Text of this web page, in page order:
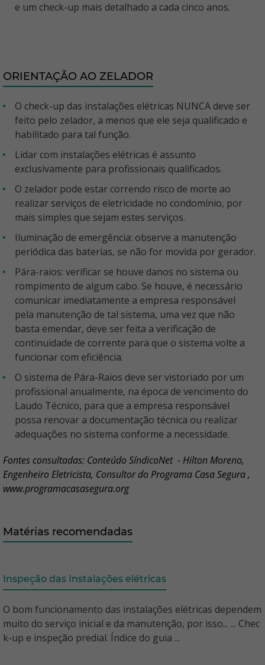
e um check-up mais detalhado a cada cinco anos.
ORIENTAÇÃO AO ZELADOR
O check-up das instalações elétricas NUNCA deve ser
feito pelo zelador, a menos que ele seja qualificado e
habilitado para tal função.
Lidar com instalações elétricas é assunto
exclusivamente para profissionais qualificados.
O zelador pode estar correndo risco de morte ao
realizar serviços de eletricidade no condomínio, por
mais simples que sejam estes serviços.
Iluminação de emergência: observe a manutenção
periódica das baterias, se não for movida por gerador.
Pára-raios: verificar se houve danos no sistema ou
rompimento de algum cabo. Se houve, é necessário
comunicar imediatamente a empresa responsável
pela manutenção de tal sistema, uma vez que não
basta emendar, deve ser feita a verificação de
continuidade de corrente para que o sistema volte a
funcionar com eficiência.
O sistema de Pára-Raios deve ser vistoriado por um
profissional anualmente, na época de vencimento do
Laudo Técnico, para que a empresa responsável
possa renovar a documentação técnica ou realizar
adequações no sistema conforme a necessidade.
Fontes consultadas: Conteúdo SíndicoNet - Hilton Moreno,
Engenheiro Eletricista, Consultor do Programa Casa Segura ,
www.programacasasegura.org
Matérias recomendadas
Inspeção das Instalações elétricas
O bom funcionamento das instalações elétricas dependem
muito do serviço inicial e da manutenção, por isso... ... Chec
k-up e inspeção predial. Índice do guia ...